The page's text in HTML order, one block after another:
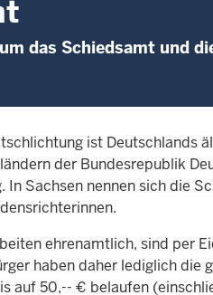
das Schiedsamt und
ist Deutschlands
der Bundesrepublik
In Sachsen nennen sich die
ehrenamtlich, sind per
haben daher lediglich die
auf 50,-- € belaufen